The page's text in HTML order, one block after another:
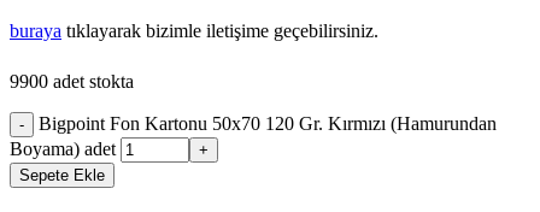
buraya tıklayarak bizimle iletişime geçebilirsiniz.
9900 adet stokta
-
Bigpoint Fon Kartonu 50x70 120 Gr. Kırmızı (Hamurundan
Boyama) adet
+
Sepete Ekle